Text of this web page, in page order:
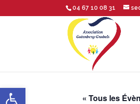
Ouvrir la barre d’outils
04 67 10 08 31
« Tous les